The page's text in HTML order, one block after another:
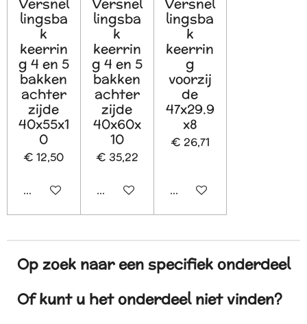
lingsba
k
keerrin
g 4 en 5
bakken
achter
zijde
40x55x1
0
€ 12,50
In winkelwagen
lingsba
k
keerrin
g 4 en 5
bakken
achter
zijde
40x60x
10
€ 35,22
In winkelwagen
lingsba
k
keerrin
g
voorzij
de
47x29.9
x8
€ 26,71
In winkelwagen
Op zoek naar een specifiek onderdeel
Of kunt u het onderdeel niet vinden?